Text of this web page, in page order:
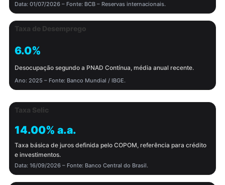
Data: 01/07/2026 – Fonte: BCB – Reservas internacionais.
Taxa de Desemprego
6.0%
Desocupação segundo a PNAD Contínua, média anual recente.
Ano: 2025 – Fonte: Banco Mundial / IBGE.
Taxa Selic
14.00% a.a.
Taxa básica de juros definida pelo COPOM, referência para crédito
e investimentos.
Data: 16/09/2026 – Fonte: Banco Central do Brasil.